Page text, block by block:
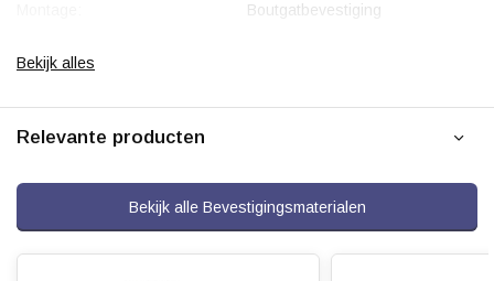
Boutgatbevestiging
Gaffel:
Centraal kogellager met
Bekijk alles
Relevante producten
Bekijk alle Bevestigingsmaterialen